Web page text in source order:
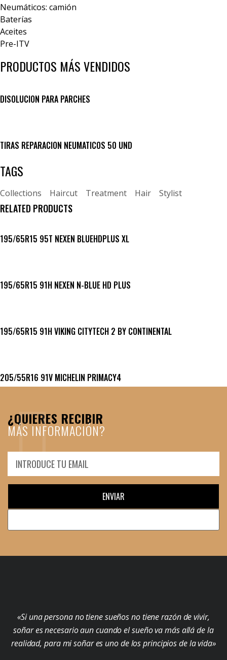
Neumáticos: camión
Baterías
Aceites
Pre-ITV
PRODUCTOS MÁS VENDIDOS
DISOLUCION PARA PARCHES
TIRAS REPARACION NEUMATICOS 50 UND
TAGS
Collections Haircut Treatment Hair Stylist
RELATED PRODUCTS
195/65R15 95T NEXEN BLUEHDPLUS XL
195/65R15 91H NEXEN N-BLUE HD PLUS
195/65R15 91H VIKING CITYTECH 2 BY CONTINENTAL
205/55R16 91V MICHELIN PRIMACY4
¿QUIERES RECIBIR
MÁS INFORMACIÓN?
ENVIAR
«Si una persona no tiene sueños no tiene razón de vivir,
soñar es necesario aun cuando el sueño va más allá de la
realidad, para mi soñar es uno de los principios de la vida»